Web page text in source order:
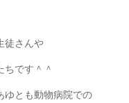
徒さんや
ちです＾＾
ゆとも動物病院での